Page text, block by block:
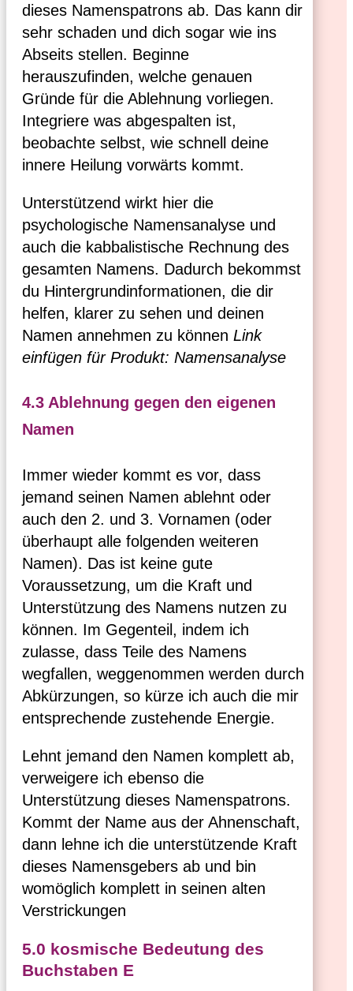
dieses Namenspatrons ab. Das kann dir
sehr schaden und dich sogar wie ins
Abseits stellen. Beginne
herauszufinden, welche genauen
Gründe für die Ablehnung vorliegen.
Integriere was abgespalten ist,
beobachte selbst, wie schnell deine
innere Heilung vorwärts kommt.
Unterstützend wirkt hier die
psychologische Namensanalyse und
auch die kabbalistische Rechnung des
gesamten Namens. Dadurch bekommst
du Hintergrundinformationen, die dir
helfen, klarer zu sehen und deinen
Namen annehmen zu können Link
einfügen für Produkt: Namensanalyse
4.3 Ablehnung gegen den eigenen
Namen
Immer wieder kommt es vor, dass
jemand seinen Namen ablehnt oder
auch den 2. und 3. Vornamen (oder
überhaupt alle folgenden weiteren
Namen). Das ist keine gute
Voraussetzung, um die Kraft und
Unterstützung des Namens nutzen zu
können. Im Gegenteil, indem ich
zulasse, dass Teile des Namens
wegfallen, weggenommen werden durch
Abkürzungen, so kürze ich auch die mir
entsprechende zustehende Energie.
Lehnt jemand den Namen komplett ab,
verweigere ich ebenso die
Unterstützung dieses Namenspatrons.
Kommt der Name aus der Ahnenschaft,
dann lehne ich die unterstützende Kraft
dieses Namensgebers ab und bin
womöglich komplett in seinen alten
Verstrickungen
5.0 kosmische Bedeutung des
Buchstaben E